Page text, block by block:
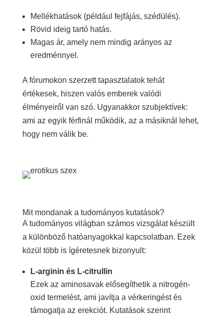
Mellékhatások (például fejfájás, szédülés).
Rövid ideig tartó hatás.
Magas ár, amely nem mindig arányos az
eredménnyel.
A fórumokon szerzett tapasztalatok tehát
értékesek, hiszen valós emberek valódi
élményeiről van szó. Ugyanakkor szubjektívek:
ami az egyik férfinál működik, az a másiknál lehet,
hogy nem válik be.
Mit mondanak a tudományos kutatások?
A tudományos világban számos vizsgálat készült
a különböző hatóanyagokkal kapcsolatban. Ezek
közül több is ígéretesnek bizonyult:
L-arginin és L-citrullin
Ezek az aminosavak elősegíthetik a nitrogén-
oxid termelést, ami javítja a vérkeringést és
támogatja az erekciót. Kutatások szerint